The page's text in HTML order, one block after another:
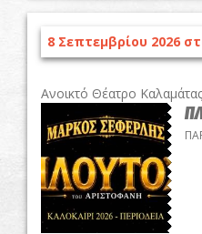
8 Σεπτεμβρίου 2026
Ανοικτό Θέατρο Καλαμάτας